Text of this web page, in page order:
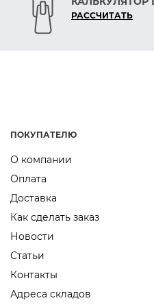
РАСCЧИТАТЬ
ПОКУПАТЕЛЮ
О компании
Оплата
Доставка
Как сделать заказ
Новости
Статьи
Контакты
Адреса складов